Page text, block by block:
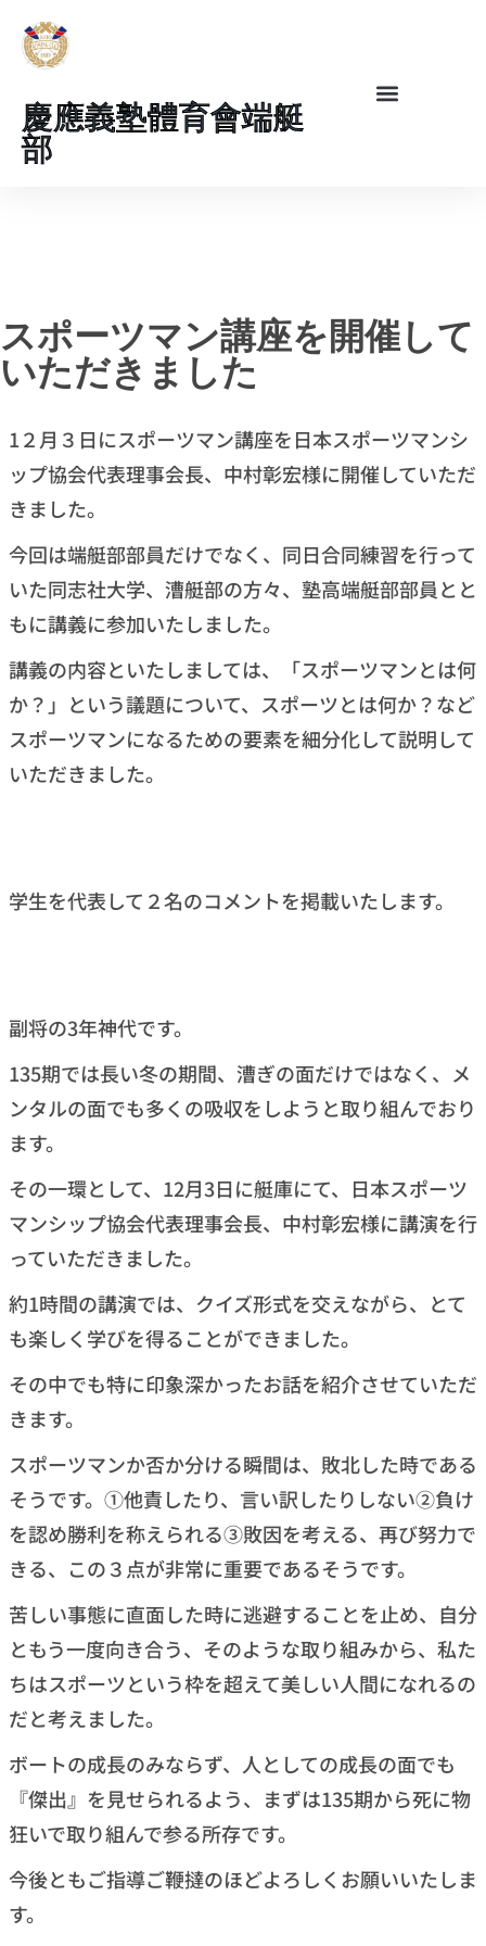
慶應義塾體育會端艇
部
スポーツマン講座を開催して
いただきました
1２月３日にスポーツマン講座を日本スポーツマンシ
ップ協会代表理事会長、中村彰宏様に開催していただ
きました。
今回は端艇部部員だけでなく、同日合同練習を行って
いた同志社大学、漕艇部の方々、塾高端艇部部員とと
もに講義に参加いたしました。
講義の内容といたしましては、「スポーツマンとは何
か？」という議題について、スポーツとは何か？など
スポーツマンになるための要素を細分化して説明して
いただきました。
学生を代表して２名のコメントを掲載いたします。
副将の3年神代です。
135期では長い冬の期間、漕ぎの面だけではなく、メ
ンタルの面でも多くの吸収をしようと取り組んでおり
ます。
その一環として、12月3日に艇庫にて、日本スポーツ
マンシップ協会代表理事会長、中村彰宏様に講演を行
っていただきました。
約1時間の講演では、クイズ形式を交えながら、とて
も楽しく学びを得ることができました。
その中でも特に印象深かったお話を紹介させていただ
きます。
スポーツマンか否か分ける瞬間は、敗北した時である
そうです。①他責したり、言い訳したりしない②負け
を認め勝利を称えられる③敗因を考える、再び努力で
きる、この３点が非常に重要であるそうです。
苦しい事態に直面した時に逃避することを止め、自分
ともう一度向き合う、そのような取り組みから、私た
ちはスポーツという枠を超えて美しい人間になれるの
だと考えました。
ボートの成長のみならず、人としての成長の面でも
『傑出』を見せられるよう、まずは135期から死に物
狂いで取り組んで参る所存です。
今後ともご指導ご鞭撻のほどよろしくお願いいたしま
す。